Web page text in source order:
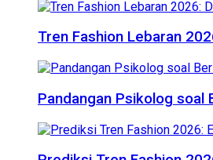
Tren Fashion Lebaran
Pandangan Psikolog soal